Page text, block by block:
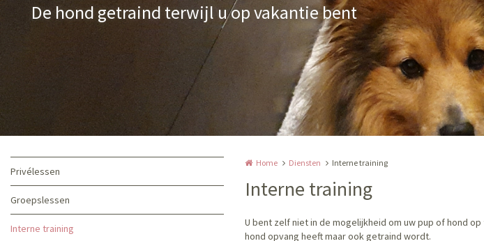
De hond getraind terwijl u op vakantie bent
Privélessen
Groepslessen
Interne training
Home Diensten Interne training
Interne training
U bent zelf niet in de mogelijkheid om uw pup of hond
hond opvang heeft maar ook getraind wordt.